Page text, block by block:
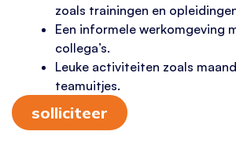
zoals trainingen en
Een informele werkomgeving
collega’s.
Leuke activiteiten zoals
teamuitjes.
solliciteer